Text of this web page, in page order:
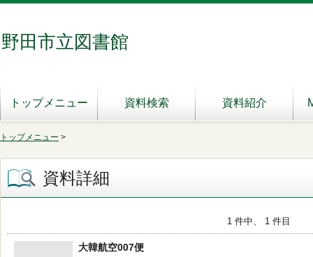
野田市立図書館
トップメニュー 資料検索 資料紹介
トップメニュー >
資料詳細
1 件中、 1 件目
大韓航空007便